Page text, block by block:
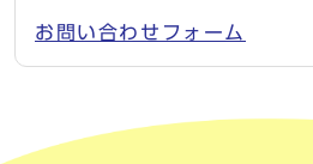
お問い合わせフォーム